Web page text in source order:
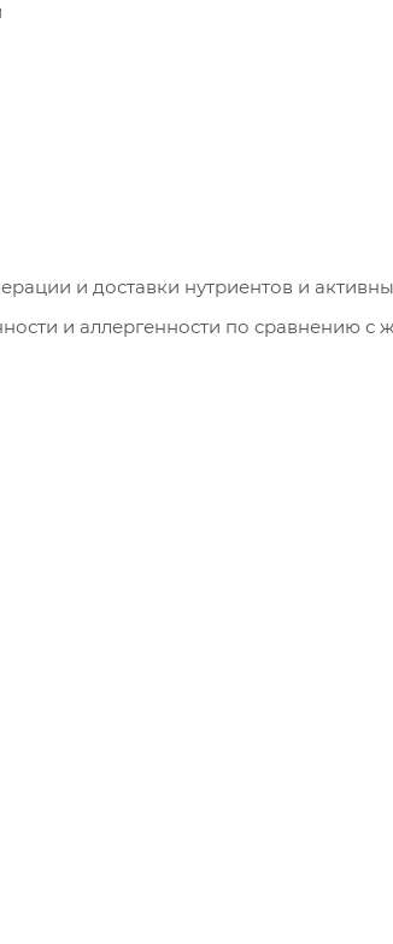
и доставки нутриентов и
и аллергенности по сравнению